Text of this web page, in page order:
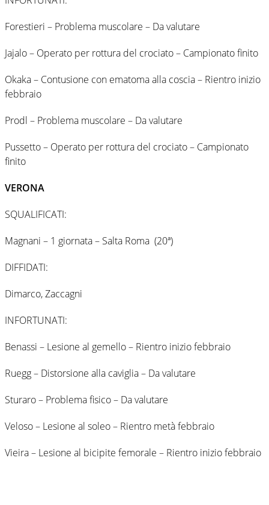
Forestieri – Problema muscolare – Da valutare
Jajalo – Operato per rottura del crociato – Campionato finito
Okaka – Contusione con ematoma alla coscia – Rientro inizio
febbraio
Prodl – Problema muscolare – Da valutare
Pussetto – Operato per rottura del crociato – Campionato
finito
VERONA
SQUALIFICATI:
Magnani – 1 giornata – Salta Roma (20ª)
DIFFIDATI:
Dimarco, Zaccagni
INFORTUNATI:
Benassi – Lesione al gemello – Rientro inizio febbraio
Ruegg – Distorsione alla caviglia – Da valutare
Sturaro – Problema fisico – Da valutare
Veloso – Lesione al soleo – Rientro metà febbraio
Vieira – Lesione al bicipite femorale – Rientro inizio febbraio